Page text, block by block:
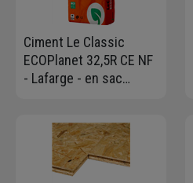
Ciment Le Classic
ECOPlanet 32,5R CE NF
- Lafarge - en sac